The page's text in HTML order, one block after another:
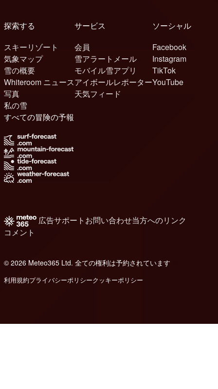
探索する
スキーリゾート
気象マップ
雪の概要
Whiteroom ニュース
写真
私の雪
サービス
会員
雪アラートメール
モバイル雪アプリ
アイボールレポーター
天気フィード
ソーシャル
Facebook
Instagram
TikTok
YouTube
すべての冒険の予報
広告サポート お問い合わせ当方へのリンク
コメント
© 2026 Meteo365 Ltd. 全ての権利は予約されています
利用規約プライバシーポリシークッキーポリシー